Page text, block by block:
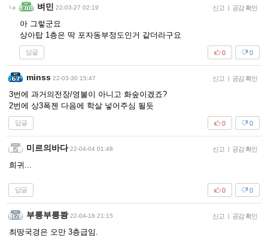
벼민 22-03-27 02:19 신고 | 공감 확인
아 그렇군요
상아탑 1층은 딱 포자동부정도인거 같더라구요
답글 0
0
minss 22-03-30 15:47 신고 | 공감 확인
3번에 과거의전장/영불이 아니고 화숲이겠죠?
2번에 상3폭젠 다음에 학살 넣어주심 될듯
답글 0
0
미르의바다 22-04-04 01:48 신고 | 공감 확인
희귀...
답글 0
0
부릉부릉쾅 22-04-18 21:15 신고 | 공감 확인
최땅국경은 오만 3층급임.